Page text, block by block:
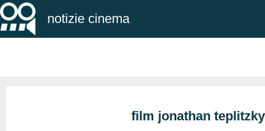
notizie cinema
film jonathan teplitzky